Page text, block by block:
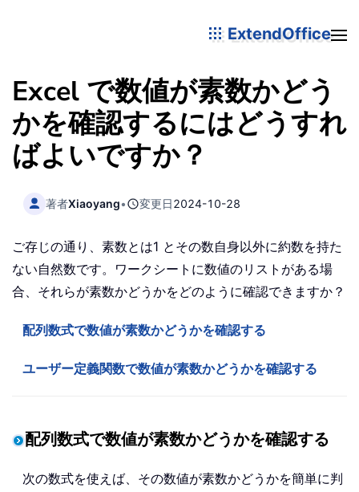
ExtendOffice
Excel で数値が素数かどう
かを確認するにはどうすれ
ばよいですか？
著者Xiaoyang• 変更日2024-10-28
ご存じの通り、素数とは1 とその数自身以外に約数を持た
ない自然数です。ワークシートに数値のリストがある場
合、それらが素数かどうかをどのように確認できますか？
配列数式で数値が素数かどうかを確認する
ユーザー定義関数で数値が素数かどうかを確認する
配列数式で数値が素数かどうかを確認する
次の数式を使えば、その数値が素数かどうかを簡単に判